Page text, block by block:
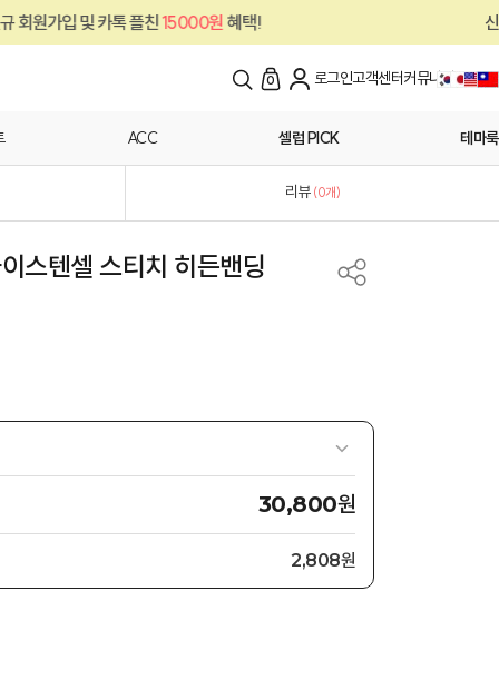
친15000원혜택! 신규 회원가입 및 카톡
0 로그인고객센터커뮤니티
ACC 셀럽 PICK 테마룩
리뷰 (0개)
텐셀 스티치 히든밴딩
30,800원
2,808원